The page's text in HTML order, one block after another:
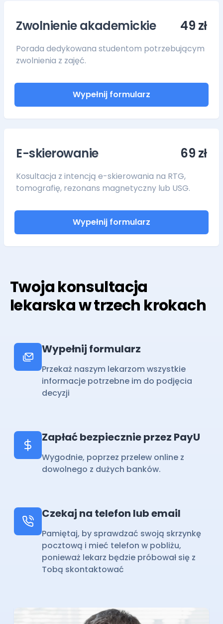
Zwolnienie akademickie 49 zł
Porada dedykowana studentom potrzebującym
zwolnienia z zajęć.
Wypełnij formularz
E-skierowanie 69 zł
Kosultacja z intencją e-skierowania na RTG,
tomografię, rezonans magnetyczny lub USG.
Wypełnij formularz
Twoja konsultacja
lekarska w trzech krokach
Wypełnij formularz
Przekaż naszym lekarzom wszystkie
informacje potrzebne im do podjęcia
decyzji
Zapłać bezpiecznie przez PayU
Wygodnie, poprzez przelew online z
dowolnego z dużych banków.
Czekaj na telefon lub email
Pamiętaj, by sprawdzać swoją skrzynkę
pocztową i mieć telefon w pobliżu,
ponieważ lekarz będzie próbował się z
Tobą skontaktować